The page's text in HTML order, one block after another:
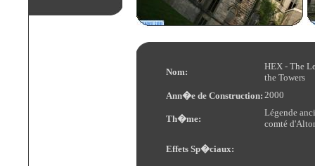
Nom:
HEX - The
the Towers
Ann�e de Construction: 2000
Th�me:
Légende
comté
Effets Sp�ciaux: